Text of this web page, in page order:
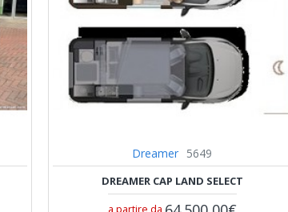
Dreamer 5649
DREAMER CAP LAND SELECT
a partire da